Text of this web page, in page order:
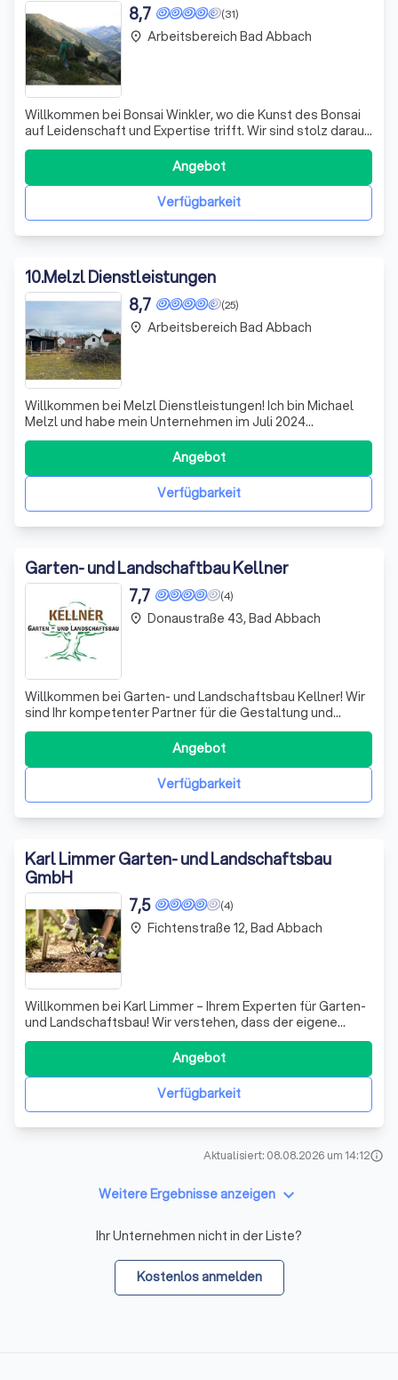
(31)
8,7
Willkommen bei Bonsai Winkler, wo die Kunst des Bonsai
auf Leidenschaft und Expertise trifft. Wir sind stolz darauf,
Ihnen die faszinierende Welt der Yamadori-Bonsai
näherzubringen. Diese einzigartigen Bäume stammen aus
der wilden Natur und verkörpern die Schönheit und Stärke
der Umwelt. Jedes StückVerfügbarkeit
Angebot
place Arbeitsbereich Bad Abbach
10.Melzl Dienstleistungen
(25)
8,7
Willkommen bei Melzl Dienstleistungen! Ich bin Michael
Melzl und habe mein Unternehmen im Juli 2024
gegründet, um Ihnen erstklassige Garten- und
Landschaftspflege anzubieten. Mein Fokus liegt auf der
professionellen Verlegung von Rollrasen, Baumpflege,
Baumfällungen und umfassender Gartenpflege. Mit
Verfügbarkeit
Angebot
place Arbeitsbereich Bad Abbach
Garten- und Landschaftbau Kellner
(4)
7,7
Willkommen bei Garten- und Landschaftsbau Kellner! Wir
sind Ihr kompetenter Partner für die Gestaltung und
Pflege Ihrer grünen Oasen. Mit Leidenschaft und
Fachwissen setzen wir Ihre individuellen Gartenideen in
die Tat um. Bei uns steht die persönliche Beratung an
erster Stelle – wir kommen zu Ihnen
Verfügbarkeit
Angebot
place Donaustraße 43, Bad Abbach
Karl Limmer Garten- und Landschaftsbau
GmbH
(4)
7,5
Willkommen bei Karl Limmer – Ihrem Experten für Garten-
und Landschaftsbau! Wir verstehen, dass der eigene
Garten ein Rückzugsort sein sollte, an dem Sie nach
einem langen Arbeitstag entspannen können. Doch oft
bleibt die Zeit für die Pflege und Gestaltung der
Grünanlagen auf der Strecke. Hier komme
Verfügbarkeit
Angebot
place Fichtenstraße 12, Bad Abbach
Aktualisiert: 08.08.2026 um 14:12info
Weitere Ergebnisse anzeigen keyboard_arrow_down
Ihr Unternehmen nicht in der Liste?
Kostenlos anmelden